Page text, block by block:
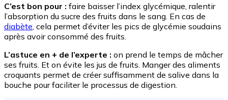
C’est bon pour : faire baisser l’index glycémique, ralentir
l’absorption du sucre des fruits dans le sang. En cas de
diabète , cela permet d’éviter les pics de glycémie soudains
après avoir consommé des fruits.
L’astuce en + de l’experte : on prend le temps de mâcher
ses fruits. Et on évite les jus de fruits. Manger des aliments
croquants permet de créer suffisamment de salive dans la
bouche pour faciliter le processus de digestion.